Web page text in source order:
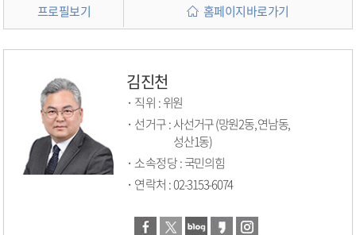
프로필보기 홈페이지바로가기
김진천
직위 :위원
선거구 :사선거구 (망원2동, 연남동,
성산1동)
소속정당 :국민의힘
연락처 :02-3153-6074